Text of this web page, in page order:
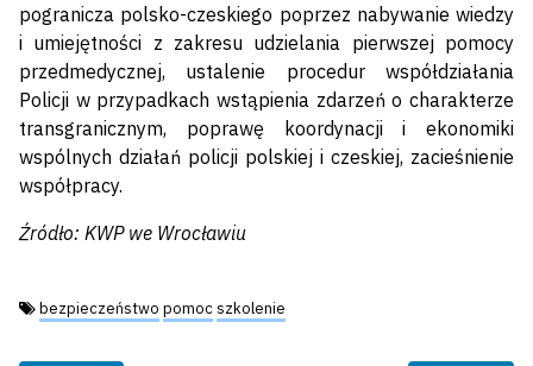
pogranicza polsko-czeskiego poprzez nabywanie wiedzy
i umiejętności z zakresu udzielania pierwszej pomocy
przedmedycznej, ustalenie procedur współdziałania
Policji w przypadkach wstąpienia zdarzeń o charakterze
transgranicznym, poprawę koordynacji i ekonomiki
wspólnych działań policji polskiej i czeskiej, zacieśnienie
współpracy.
Źródło: KWP we Wrocławiu
Tagi:
bezpieczeństwo pomocszkolenie